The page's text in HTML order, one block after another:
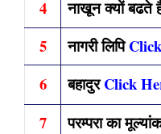
4
नाखून क्यों बढते
5
नागरी लिपि
6
बहादुरClick
7
परम्परा का